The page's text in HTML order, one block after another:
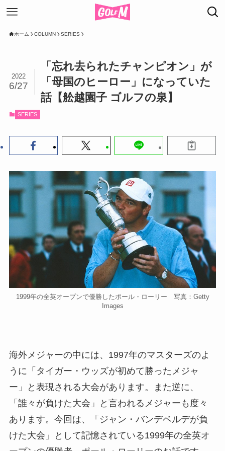
ホーム COLUMN SERIES
「忘れ去られたチャンピオン」が
「母国のヒーロー」になっていた
話【舩越園子 ゴルフの泉】
2022
6/27
SERIES
1999年の全英オープンで優勝したポール・ローリー 写真：Getty
Images
海外メジャーの中には、1997年のマスターズのよ
うに「タイガー・ウッズが初めて勝ったメジャ
ー」と表現される大会があります。また逆に、
「誰々が負けた大会」と言われるメジャーも度々
あります。今回は、「ジャン・バンデベルデが負
けた大会」として記憶されている1999年の全英オ